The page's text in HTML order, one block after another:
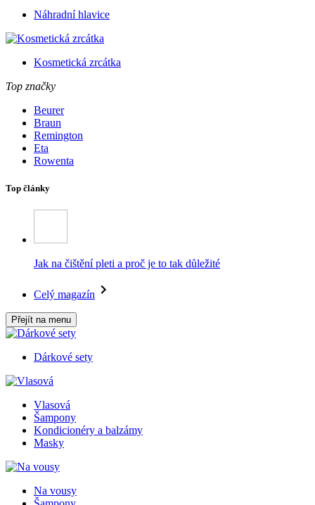
Náhradní hlavice
Kosmetická zrcátka
Top značky
Beurer
Braun
Remington
Eta
Rowenta
Top články
Jak na čištění pleti a proč je to tak důležité
Celý magazín
Přejít na menu
Dárkové sety
Vlasová
Šampony
Kondicionéry a balzámy
Masky
Na vousy